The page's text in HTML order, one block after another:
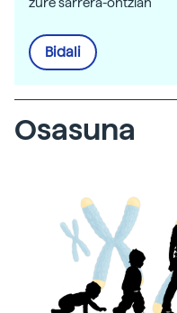
Bidali
Osasuna